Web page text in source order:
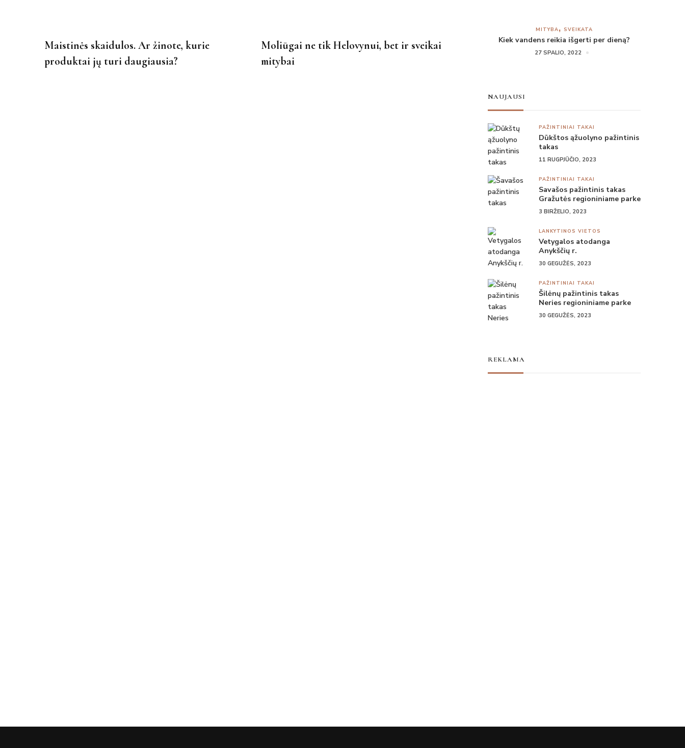
Maistinės skaidulos. Ar žinote, kurie
produktai jų turi daugiausia?
Moliūgai ne tik Helovynui, bet ir sveikai
mitybai
MITYBA SVEIKATA
Kiek vandens reikia išgerti per dieną?
27 SPALIO, 2022
NAUJAUSI
PAŽINTINIAI TAKAI
Dūkštos ąžuolyno pažintinis
takas
11 RUGPJŪČIO, 2023
PAŽINTINIAI TAKAI
Savašos pažintinis takas
Gražutės regioniniame parke
3 BIRŽELIO, 2023
LANKYTINOS VIETOS
Vetygalos atodanga
Anykščių r.
30 GEGUŽĖS, 2023
PAŽINTINIAI TAKAI
Šilėnų pažintinis takas
Neries regioniniame parke
30 GEGUŽĖS, 2023
REKLAMA